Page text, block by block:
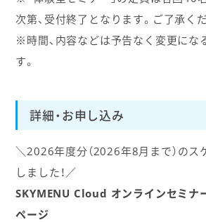
次第、受付終了となります。ご了承くだ
※時間、内容などは予告なく変更にな
す。
詳細・お申し込み
＼2026年度分（2026年8月まで）のス
しました！／
SKYMENU Cloud オンラインセミナ
ページ